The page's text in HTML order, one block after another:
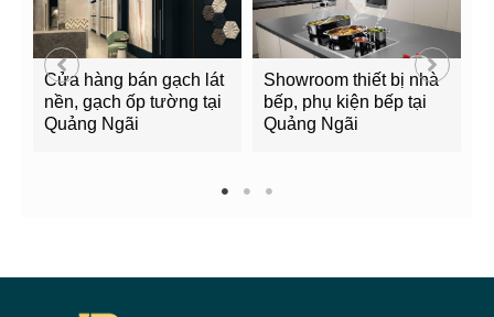
Cửa hàng bán gạch lát
nền, gạch ốp tường tại
Quảng Ngãi
Showroom thiết bị nhà
bếp, phụ kiện bếp tại
Quảng Ngãi
1 2 3